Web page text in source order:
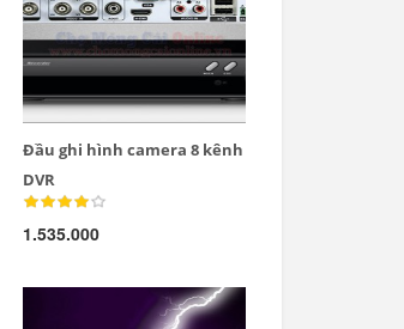
Đầu ghi hình camera 8 kênh
DVR
1.535.000
trang trí